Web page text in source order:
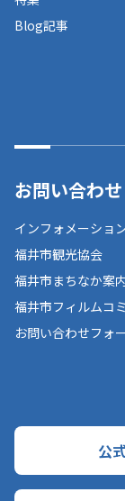
Blog記事
お問い合わせ
インフォメーショ
福井市観光協会
福井市まちなか案
福井市フィルムコ
お問い合わせフォ
公